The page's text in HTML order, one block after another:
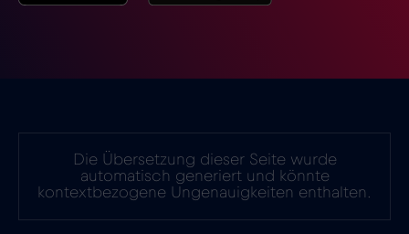
Die Übersetzung dieser Seite wurde
automatisch generiert und könnte
kontextbezogene Ungenauigkeiten enthalten.